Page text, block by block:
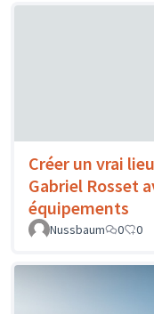
Créer un vrai
Gabriel Rosset
équipements
Nussbaum 0 0